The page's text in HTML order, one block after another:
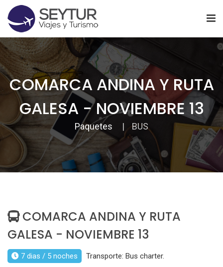
COMARCA ANDINA Y RUTA
GALESA - NOVIEMBRE 13
Paquetes BUS
COMARCA ANDINA Y RUTA
GALESA - NOVIEMBRE 13
7 dias / 5 noches Transporte: Bus charter.